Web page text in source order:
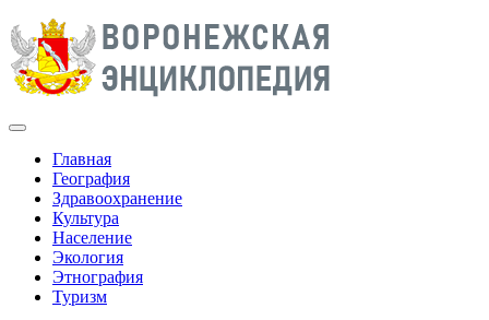
Главная
География
Здравоохранение
Культура
Население
Экология
Этнография
Туризм